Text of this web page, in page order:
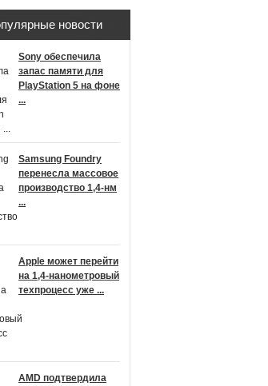
новости
Sony обеспечила
запас памяти для
PlayStation 5 на фоне
...
Samsung Foundry
перенесла массовое
производство 1,4-нм
...
Apple может перейти
на 1,4-нанометровый
техпроцесс уже ...
AMD подтвердила